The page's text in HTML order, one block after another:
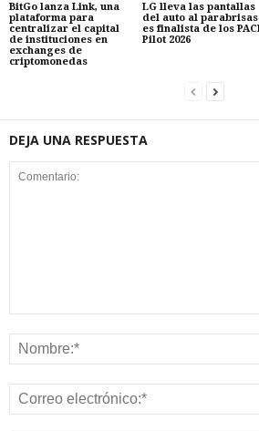
BitGo lanza Link, una
plataforma para
centralizar el capital
de instituciones en
exchanges de
criptomonedas
LG lleva las pantallas
del auto al parabrisas
es finalista de los
Pilot 2026
DEJA UNA RESPUESTA